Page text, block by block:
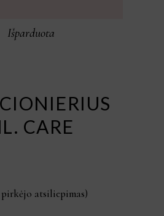
Išparduota
CARE
pirkėjo atsiliepimas)